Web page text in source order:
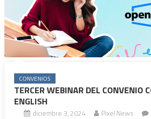
CONVENIOS
TERCER WEBINAR DEL CONVENIO
ENGLISH
diciembre 3, 2024 Pixel News